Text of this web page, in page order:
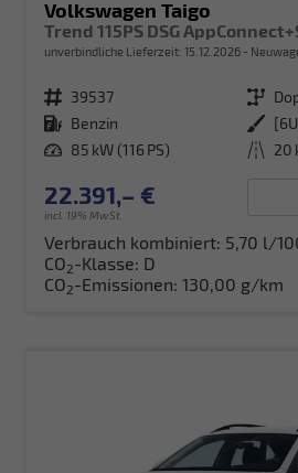
Volkswagen Taigo
unverbindliche Lieferzeit: 15.12.2026
Fahrzeugnr. 39537 Getriebe
Kraftstoff Benzin Außenfarbe
Leistung 85 kW (116 PS) Kilometerstand 20
22.391,– €
incl. 19% MwSt.
Verbrauch kombiniert: 5,70 l/
CO2-Klasse: D
CO2-Emissionen: 130,00 g/km